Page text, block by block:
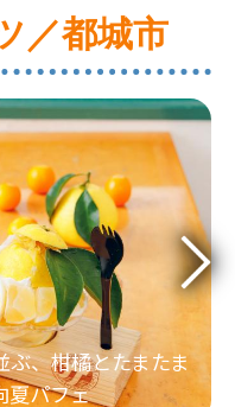
／都城市
ぶ、柑橘とたまたま
夏パフェ